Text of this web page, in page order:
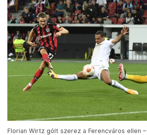
Florian Wirtz gólt szerez a Ferencváros ellen